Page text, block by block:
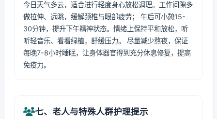
今日天气多云，适合进行轻度身心放松调理。工作间隙多
做拉伸、远眺，缓解颈椎与眼部疲劳； 午后可小憩15-
30分钟，提升下午精神状态。情绪上保持平和放松，听
听轻音乐、看看绿植，舒缓压力。 尽量减少熬夜，保证
每晚7-8小时睡眠，让身体器官得到充分休息修复，提高
免疫力。
七、老人与特殊人群护理提示